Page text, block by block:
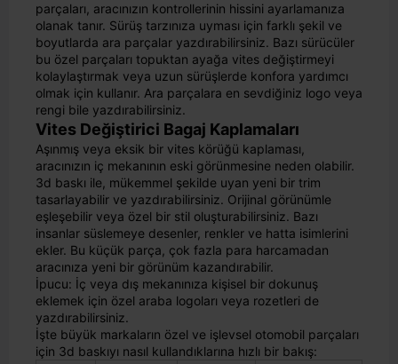
parçaları, aracınızın kontrollerinin hissini ayarlamanıza
olanak tanır. Sürüş tarzınıza uyması için farklı şekil ve
boyutlarda ara parçalar yazdırabilirsiniz. Bazı sürücüler
bu özel parçaları topuktan ayağa vites değiştirmeyi
kolaylaştırmak veya uzun sürüşlerde konfora yardımcı
olmak için kullanır. Ara parçalara en sevdiğiniz logo veya
rengi bile yazdırabilirsiniz.
Vites Değiştirici Bagaj Kaplamaları
Aşınmış veya eksik bir vites körüğü kaplaması,
aracınızın iç mekanının eski görünmesine neden olabilir.
3d baskı ile, mükemmel şekilde uyan yeni bir trim
tasarlayabilir ve yazdırabilirsiniz. Orijinal görünümle
eşleşebilir veya özel bir stil oluşturabilirsiniz. Bazı
insanlar süslemeye desenler, renkler ve hatta isimlerini
ekler. Bu küçük parça, çok fazla para harcamadan
aracınıza yeni bir görünüm kazandırabilir.
İpucu: İç veya dış mekanınıza kişisel bir dokunuş
eklemek için özel araba logoları veya rozetleri de
yazdırabilirsiniz.
İşte büyük markaların özel ve işlevsel otomobil parçaları
için 3d baskıyı nasıl kullandıklarına hızlı bir bakış: